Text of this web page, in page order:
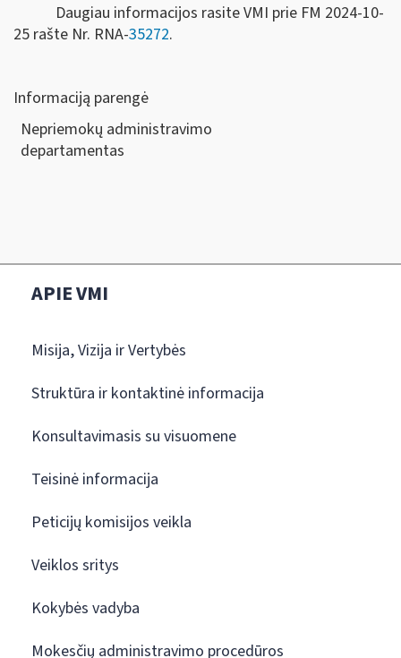
Daugiau informacijos rasite VMI prie FM 2024-10-
25 rašte Nr. RNA-35272.
Informaciją parengė
Nepriemokų administravimo
APIE VMI
Misija, Vizija ir Vertybės
Struktūra ir kontaktinė informacija
Konsultavimasis su visuomene
Teisinė informacija
Peticijų komisijos veikla
Veiklos sritys
Kokybės vadyba
Mokesčių administravimo procedūros